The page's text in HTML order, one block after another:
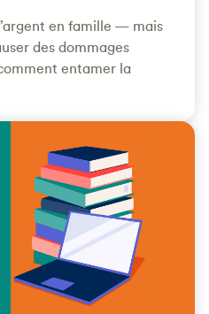
en famille — mais
des dommages
entamer la